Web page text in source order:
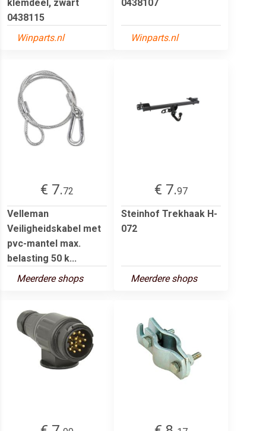
klemdeel, zwart
0438115
Winparts.nl
0438107
Winparts.nl
€ 7.72
Velleman
Veiligheidskabel met
pvc-mantel max.
belasting 50 k...
Meerdere shops
€ 7.97
Steinhof Trekhaak H-
072
Meerdere shops